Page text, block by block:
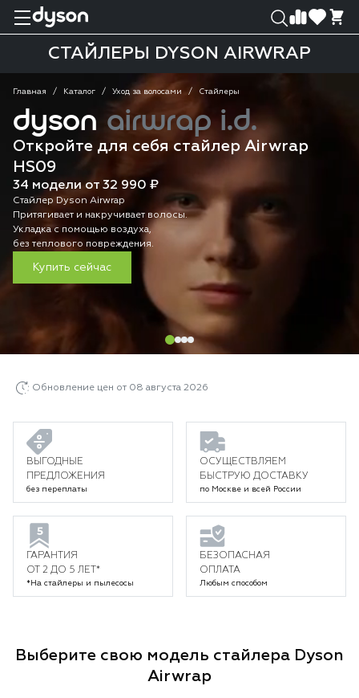
СТАЙЛЕРЫ DYSON AIRWRAP
Главная Каталог Уход за волосами Стайлеры
dyson airwrap i.d.
Откройте для себя стайлер Airwrap
HS09
34 модели от 32 990 ₽
Стайлер Dyson Airwrap
Притягивает и накручивает волосы.
Укладка с помощью воздуха,
без теплового повреждения.
Купить сейчас
Обновление цен от 08 августа 2026
ВЫГОДНЫЕ
ПРЕДЛОЖЕНИЯ
без переплаты
ОСУЩЕСТВЛЯЕМ
БЫСТРУЮ ДОСТАВКУ
по Москве и всей России
ГАРАНТИЯ
ОТ 2 ДО 5 ЛЕТ*
*На стайлеры и пылесосы
БЕЗОПАСНАЯ
ОПЛАТА
Любым способом
Выберите свою модель стайлера Dyson
Airwrap